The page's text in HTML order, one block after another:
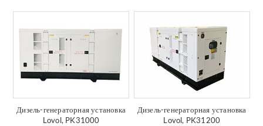
Дизель-генераторная установка
Lovol, PK31000
Дизель-генераторная установка
Lovol, PK31200